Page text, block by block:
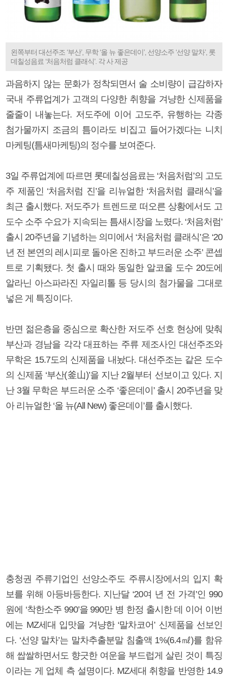
왼쪽부터 대선주조 ‘부산’, 무학 ‘올 뉴 좋은데이’, 선양소주 ‘선양 말차’, 롯
데칠성음료 ‘처음처럼 클래식’. 각 사 제공
과음하지 않는 문화가 정착되면서 술 소비량이 급감하자
국내 주류업계가 고객의 다양한 취향을 겨냥한 신제품을
줄줄이 내놓는다. 저도주에 이어 고도주, 유행하는 각종
첨가물까지 조금의 틈이라도 비집고 들어가겠다는 니치
마케팅(틈새마케팅)의 정수를 보여준다.
3일 주류업계에 따르면 롯데칠성음료는 ‘처음처럼’의 고도
주 제품인 ‘처음처럼 진’을 리뉴얼한 ‘처음처럼 클래식’을
최근 출시했다. 저도주가 트렌드로 떠오른 상황에서도 고
도수 소주 수요가 지속되는 틈새시장을 노렸다. ‘처음처럼’
출시 20주년을 기념하는 의미에서 ‘처음처럼 클래식’은 ‘20
년 전 본연의 레시피로 돌아온 진하고 부드러운 소주’ 콘셉
트로 기획됐다. 첫 출시 때와 동일한 알코올 도수 20도에
알라닌 아스파라진 자일리톨 등 당시의 첨가물을 그대로
넣은 게 특징이다.
반면 젊은층을 중심으로 확산한 저도주 선호 현상에 맞춰
부산과 경남을 각각 대표하는 주류 제조사인 대선주조와
무학은 15.7도의 신제품을 내놨다. 대선주조는 같은 도수
의 신제품 ‘부산(釜山)’을 지난 2월부터 선보이고 있다. 지
난 3월 무학은 부드러운 소주 ‘좋은데이’ 출시 20주년을 맞
아 리뉴얼한 ‘올 뉴(All New) 좋은데이’를 출시했다.
충청권 주류기업인 선양소주도 주류시장에서의 입지 확
보를 위해 아등바등한다. 지난달 ‘20여 년 전 가격’인 990
원에 ‘착한소주 990’을 990만 병 한정 출시한 데 이어 이번
에는 MZ세대 입맛을 겨냥한 ‘말차코어’ 신제품을 선보인
다. ‘선양 말차’는 말차추출분말 침출액 1%(6.4㎖)를 함유
해 쌉쌀하면서도 향긋한 여운을 부드럽게 살린 것이 특징
이라는 게 업체 측 설명이다. MZ세대 취향을 반영한 14.9